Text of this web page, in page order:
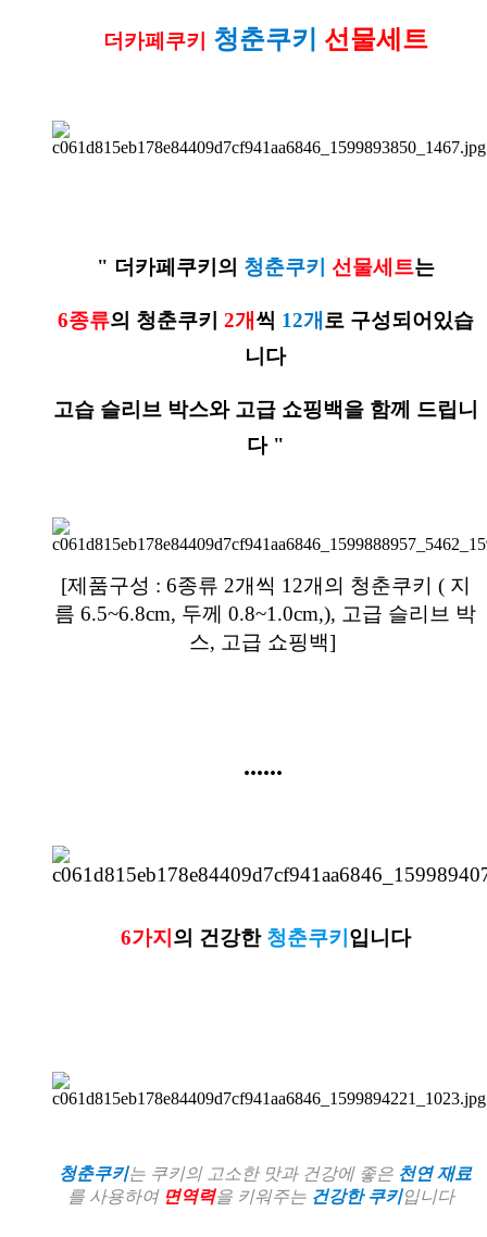
더카페쿠키 청춘쿠키 선물세트
" 더카페쿠키의 청춘쿠키 선물세트는
6종류의 청춘쿠키 2개 씩 12개 로 구성되어있습
니다
고습 슬리브 박스와 고급 쇼핑백을 함께 드립니
다 "
[제품구성 : 6종류 2개씩 12개의 청춘쿠키 ( 지
름 6.5~6.8cm, 두께 0.8~1.0cm,), 고급 슬리브 박
스, 고급 쇼핑백]
......
6가지 의 건강한 청춘쿠키 입니다
청춘쿠키는 쿠키의 고소한 맛과 건강에 좋은 천연 재료
를 사용하여 면역력을 키워주는 건강한 쿠키입니다